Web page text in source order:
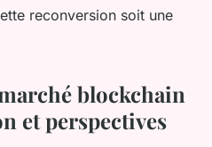
reconversion soit une
blockchain
et perspectives